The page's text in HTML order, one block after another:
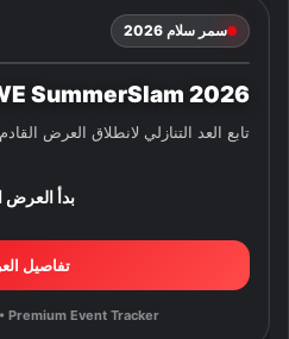
سمر سلام 2026
SummerSlam 2026
تابع العد التنازلي لانطلاق العرض القادم
بدأ العرض
تفاصيل
Premium Event Tracker